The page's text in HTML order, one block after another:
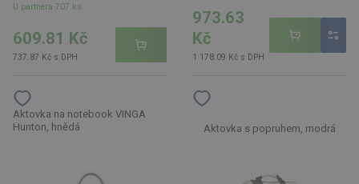
U partnera 707 ks
609.81 Kč
737.87 Kč s DPH
973.63
Kč
1 178.09 Kč s DPH
Aktovka na notebook VINGA
Hunton, hnědá
Aktovka s popruhem, modrá